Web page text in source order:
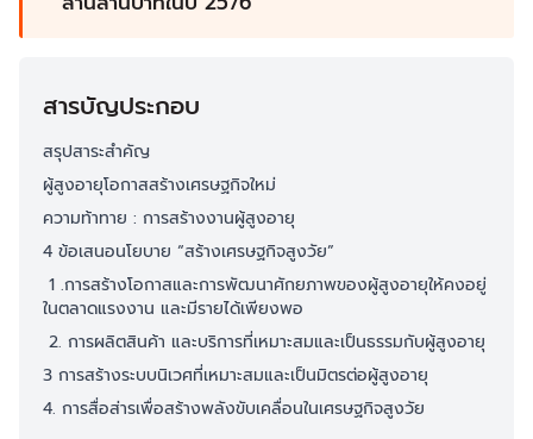
สารบัญประกอบ
สรุปสาระสำคัญ
ผู้สูงอายุโอกาสสร้างเศรษฐกิจใหม่
ความท้าทาย : การสร้างงานผู้สูงอายุ
4 ข้อเสนอนโยบาย “สร้างเศรษฐกิจสูงวัย”
1 .การสร้างโอกาสและการพัฒนาศักยภาพของผู้สูงอายุให้คงอยู่
ในตลาดแรงงาน และมีรายได้เพียงพอ
2. การผลิตสินค้า และบริการที่เหมาะสมและเป็นธรรมกับผู้สูงอายุ
3 การสร้างระบบนิเวศที่เหมาะสมและเป็นมิตรต่อผู้สูงอายุ
4. การสื่อส่ารเพื่อสร้างพลังขับเคลื่อนในเศรษฐกิจสูงวัย